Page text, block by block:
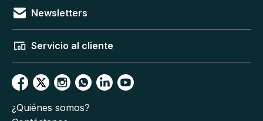
Newsletters
Servicio al cliente
¿Quiénes somos?